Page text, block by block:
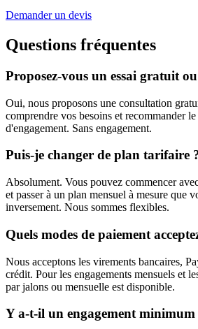
Demander un devis
Questions fréquentes
Proposez-vous un essai gratuit
Oui, nous proposons une consultation
comprendre vos besoins et recommander
d'engagement. Sans engagement.
Puis-je changer de plan tarifaire
Absolument. Vous pouvez commencer
et passer à un plan mensuel à mesure que
inversement. Nous sommes flexibles.
Quels modes de paiement
Nous acceptons les virements bancaires,
crédit. Pour les engagements mensuels et
par jalons ou mensuelle est disponible.
Y a-t-il un engagement minimum